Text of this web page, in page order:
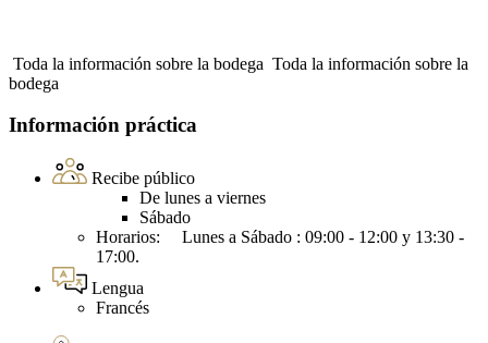
Toda la información sobre la bodega Toda la información sobre la
bodega
Información práctica
Recibe público
De lunes a viernes
Sábado
Horarios: Lunes a Sábado : 09:00 - 12:00 y 13:30 -
17:00.
Lengua
Francés